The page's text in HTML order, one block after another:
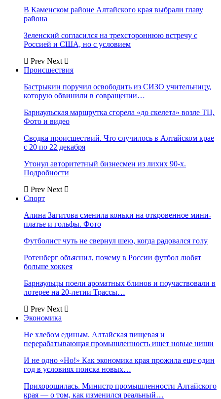
В Каменском районе Алтайского края выбрали главу
района
Зеленский согласился на трехстороннюю встречу с
Россией и США, но с условием
Prev Next
Происшествия
Бастрыкин поручил освободить из СИЗО учительницу,
которую обвинили в совращении…
Барнаульская маршрутка сгорела «до скелета» возле ТЦ.
Фото и видео
Сводка происшествий. Что случилось в Алтайском крае
с 20 по 22 декабря
Утонул авторитетный бизнесмен из лихих 90-х.
Подробности
Prev Next
Спорт
Алина Загитова сменила коньки на откровенное мини-
платье и гольфы. Фото
Футболист чуть не свернул шею, когда радовался голу
Ротенберг объяснил, почему в России футбол любят
больше хоккея
Барнаульцы поели ароматных блинов и поучаствовали в
лотерее на 20-летии Трассы…
Prev Next
Экономика
Не хлебом единым. Алтайская пищевая и
перерабатывающая промышленность ищет новые ниши
И не одно «Но!» Как экономика края прожила еще один
год в условиях поиска новых…
Прихорошилась. Министр промышленности Алтайского
края — о том, как изменился реальный…